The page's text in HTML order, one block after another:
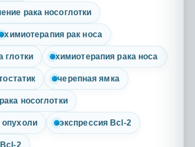
рака носоглотки
химиотерапия рак носа
глотки химиотерапия рака носа
черепная ямка
носоглотки
опухоли экспрессия Bcl-2
2